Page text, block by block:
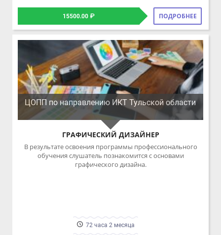
ЦОПП по направлению ИКТ Тульской области
ГРАФИЧЕСКИЙ ДИЗАЙНЕР
В результате освоения программы профессионального
обучения слушатель познакомится с основами
графического дизайна.
72 часа 2 месяца
Очно-заочная